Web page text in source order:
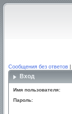
Сообщения без ответов |
Вход
Имя пользователя:
Пароль: